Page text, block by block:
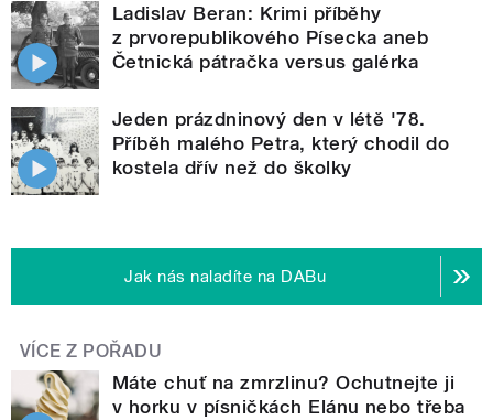
Ladislav Beran: Krimi příběhy
z prvorepublikového Písecka aneb
Četnická pátračka versus galérka
Jeden prázdninový den v létě '78.
Příběh malého Petra, který chodil do
kostela dřív než do školky
Jak nás naladíte na DABu
VÍCE Z POŘADU
Máte chuť na zmrzlinu? Ochutnejte ji
v horku v písničkách Elánu nebo třeba